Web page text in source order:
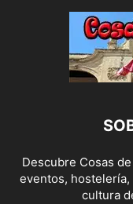
Descubre Cosas
eventos,
cultura